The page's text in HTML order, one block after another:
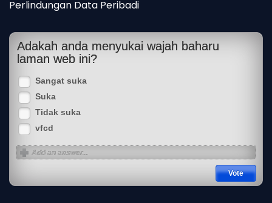
Perlindungan Data Peribadi
Adakah anda menyukai wajah baharu
laman web ini?
Sangat suka
Suka
Tidak suka
vfcd